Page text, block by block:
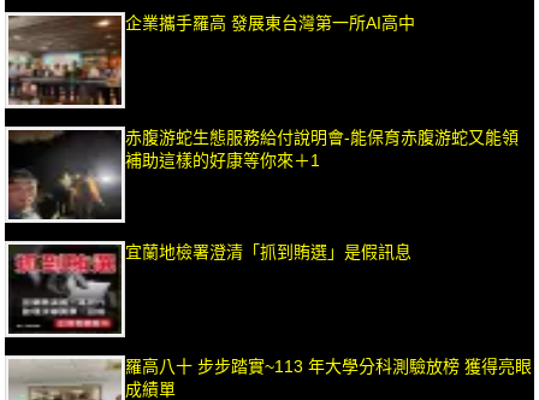
企業攜手羅高 發展東台灣第一所AI高中
赤腹游蛇生態服務給付說明會-能保育赤腹游蛇又能領
補助這樣的好康等你來＋1
宜蘭地檢署澄清「抓到賄選」是假訊息
羅高八十 步步踏實~113 年大學分科測驗放榜 獲得亮眼
成績單